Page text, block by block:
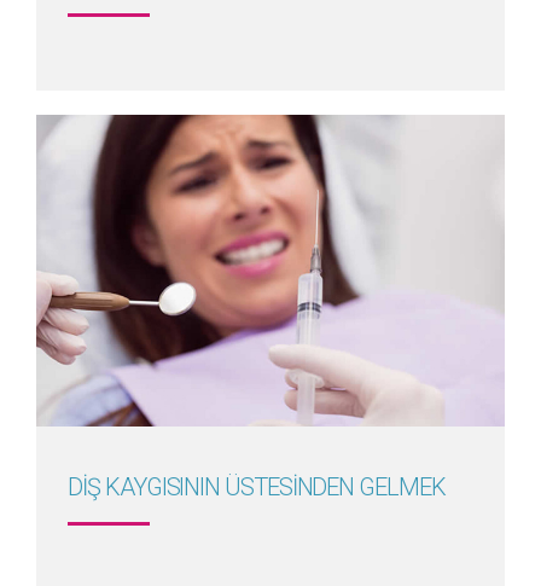
Detayını Gör
DİŞ KAYGISININ ÜSTESİNDEN GELMEK